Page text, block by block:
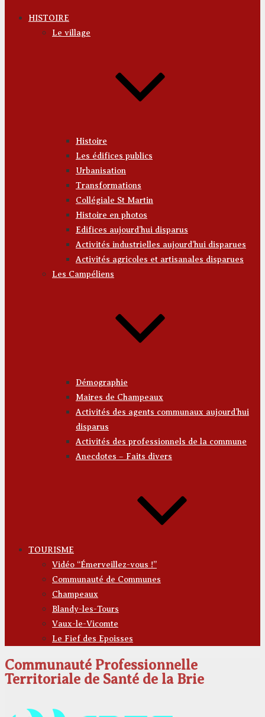
HISTOIRE
Le village
Histoire
Les édifices publics
Urbanisation
Transformations
Collégiale St Martin
Histoire en photos
Edifices aujourd’hui disparus
Activités industrielles aujourd’hui disparues
Activités agricoles et artisanales disparues
Les Campéliens
Démographie
Maires de Champeaux
Activités des agents communaux aujourd’hui
disparus
Activités des professionnels de la commune
Anecdotes – Faits divers
TOURISME
Vidéo “Émerveillez-vous !”
Communauté de Communes
Champeaux
Blandy-les-Tours
Vaux-le-Vicomte
Le Fief des Epoisses
Communauté Professionnelle
Territoriale de Santé de la Brie